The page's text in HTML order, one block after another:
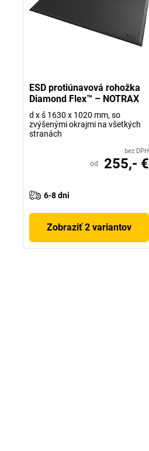
ESD protiúnavová rohožka
Diamond Flex™ – NOTRAX
d x š 1630 x 1020 mm, so
zvýšenými okrajmi na všetkých
stranách
bez DPH
od 255,- €
6-8 dni
Zobraziť 2 variantov